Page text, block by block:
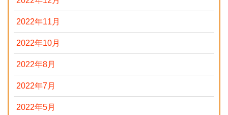
2022年11月
2022年10月
2022年8月
2022年7月
2022年5月